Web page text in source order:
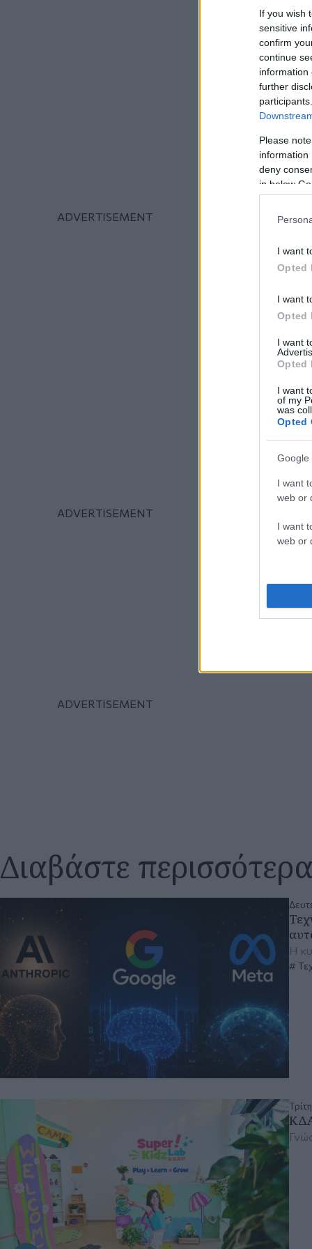
If you wish
sensitive
confirm
continue
information
further
Please
information
deny
in below
I want
Opted
I want
Opted
I want
Opted
I want
of my
was
Opted
Google
I want
web or
I want
web or
Διαβάστε περισσότερα
Η